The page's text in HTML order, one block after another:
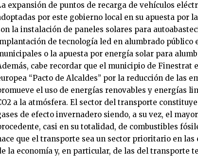
expansión de puntos de recarga de vehículos
por este gobierno local en su apuesta por
la instalación de paneles solares para
de tecnología led en alumbrado público
o la apuesta por energía solar para
cabe recordar que el municipio de Finestrat
“Pacto de Alcaldes” por la reducción de las
el uso de energías renovables y energías
a la atmósfera. El sector del transporte
de efecto invernadero siendo, a su vez, el
casi en su totalidad, de combustibles
que el transporte sea un sector prioritario en las
la economía y, en particular, de las del transporte